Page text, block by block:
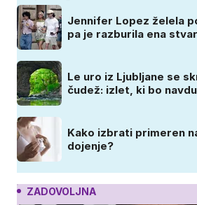
Jennifer Lopez želela
pa je razburila ena stvar
Le uro iz Ljubljane se
čudež: izlet, ki bo
Kako izbrati primeren
dojenje?
ZADOVOLJNA